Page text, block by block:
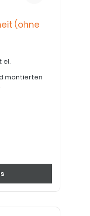
(ohne
el.
montierten